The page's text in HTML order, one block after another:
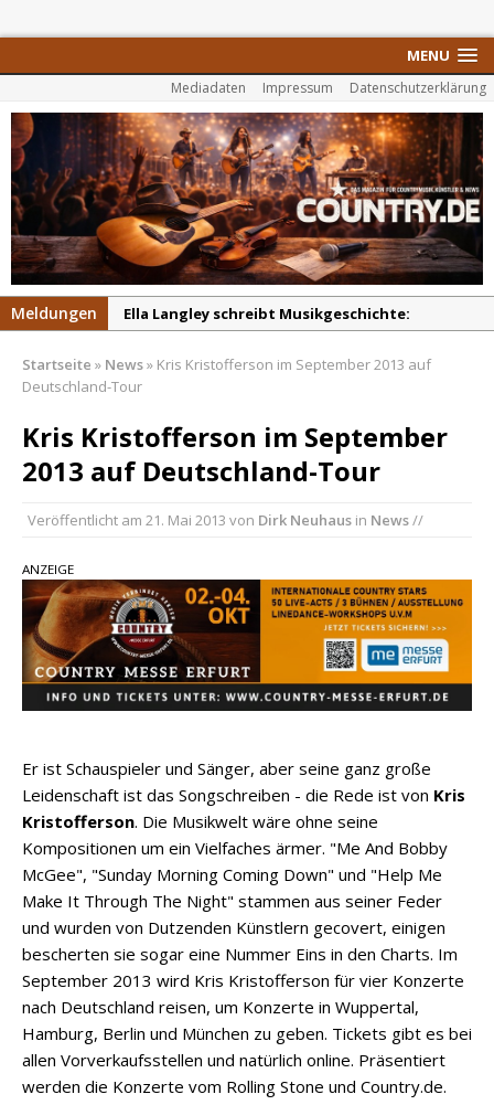
MENU
Mediadaten Impressum Datenschutzerklärung
Meldungen
Ella Langley schreibt Musikgeschichte:
aller Zeiten
Talks“ – eine Hymne auf unvergessliche
Sommernächte
einen weiteren Schatz aus dem Archiv
täglich rund 10.000 Leser
Kacey Musgraves entführt Fans mit neuem
Video zu „Mexico Honey“
Carly Pearce hinterfragt den ständigen
Vergleich mit anderen
Startseite » News» Kris Kristofferson im September 2013 auf
Deutschland-Tour
Kris Kristofferson im September
2013 auf Deutschland-Tour
Veröffentlicht am 21. Mai 2013 von Dirk Neuhaus in News//
ANZEIGE
Er ist Schauspieler und Sänger, aber seine ganz große
Leidenschaft ist das Songschreiben - die Rede ist von Kris
Kristofferson. Die Musikwelt wäre ohne seine
Kompositionen um ein Vielfaches ärmer. "Me And Bobby
McGee", "Sunday Morning Coming Down" und "Help Me
Make It Through The Night" stammen aus seiner Feder
und wurden von Dutzenden Künstlern gecovert, einigen
bescherten sie sogar eine Nummer Eins in den Charts. Im
September 2013 wird Kris Kristofferson für vier Konzerte
nach Deutschland reisen, um Konzerte in Wuppertal,
Hamburg, Berlin und München zu geben. Tickets gibt es bei
allen Vorverkaufsstellen und natürlich online. Präsentiert
werden die Konzerte vom Rolling Stone und Country.de.